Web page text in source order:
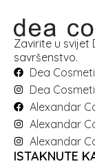
Zavirite u svijet
savršenstvo.
Dea
Dea
Alexandar
Alexandar
Alexandar
ISTAKNUTE